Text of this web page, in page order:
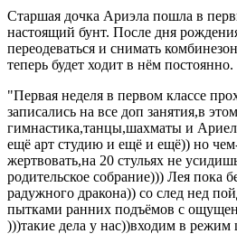
Старшая дочка Ариэла пошла в
настоящий бунт. После дня
переодеваться и снимать
теперь будет ходит в нём постоянно.
"Первая неделя в первом классе
записались на все доп занятия,в
гимнастика,танцы,шахматы и
ещё арт студию и ещё и ещё)) но
жертвовать,на 20 стульях не
родительское собрание))) Лея пока
радужного дракона)) со след нед
пытками ранних подъёмов с
)))такие дела у нас))входим в